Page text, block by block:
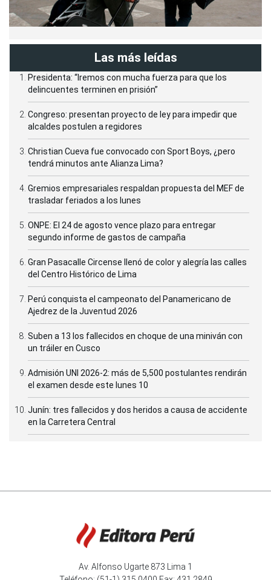
Las más leídas
Presidenta: “Iremos con mucha fuerza para que los
delincuentes terminen en prisión”
Congreso: presentan proyecto de ley para impedir que
alcaldes postulen a regidores
Christian Cueva fue convocado con Sport Boys, ¿pero
tendrá minutos ante Alianza Lima?
Gremios empresariales respaldan propuesta del MEF de
trasladar feriados a los lunes
ONPE: El 24 de agosto vence plazo para entregar
segundo informe de gastos de campaña
Gran Pasacalle Circense llenó de color y alegría las calles
del Centro Histórico de Lima
Perú conquista el campeonato del Panamericano de
Ajedrez de la Juventud 2026
Suben a 13 los fallecidos en choque de una miniván con
un tráiler en Cusco
Admisión UNI 2026-2: más de 5,500 postulantes rendirán
el examen desde este lunes 10
Junín: tres fallecidos y dos heridos a causa de accidente
en la Carretera Central
Av. Alfonso Ugarte 873 Lima 1